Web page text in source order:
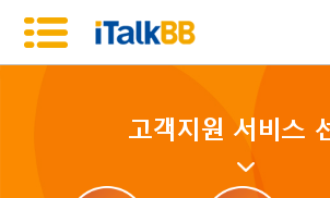
고객지원 서비스